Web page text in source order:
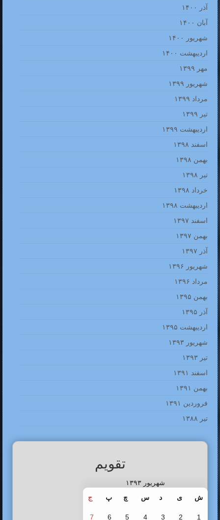
آذر ۱۴۰۰
آبان ۱۴۰۰
شهریور ۱۴۰۰
اردیبهشت ۱۴۰۰
مهر ۱۳۹۹
شهریور ۱۳۹۹
مرداد ۱۳۹۹
تیر ۱۳۹۹
اردیبهشت ۱۳۹۹
اسفند ۱۳۹۸
بهمن ۱۳۹۸
تیر ۱۳۹۸
خرداد ۱۳۹۸
اردیبهشت ۱۳۹۸
اسفند ۱۳۹۷
بهمن ۱۳۹۷
آذر ۱۳۹۷
شهریور ۱۳۹۶
مرداد ۱۳۹۶
بهمن ۱۳۹۵
آذر ۱۳۹۵
اردیبهشت ۱۳۹۵
شهریور ۱۳۹۳
تیر ۱۳۹۳
اسفند ۱۳۹۱
بهمن ۱۳۹۱
فروردین ۱۳۹۱
تیر ۱۳۸۸
تقویم
شهریور ۱۳۹۳
ش
ی د س چ پ ج
1
2
3
4
5
6
7